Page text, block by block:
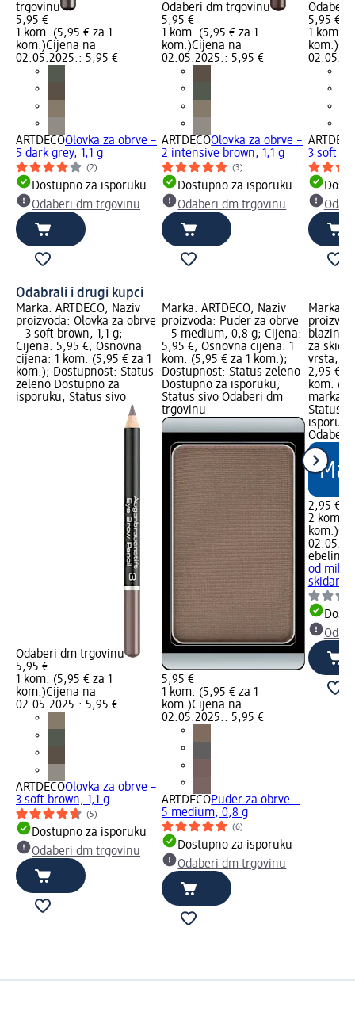
trgovinu
5,95 €
1 kom. (5,95 € za 1
kom.)Cijena na
02.05.2025.: 5,95 €
ARTDECOOlovka za obrve –
5 dark grey, 1,1 g
(2)
Dostupno za isporuku
Odaberi dm trgovinu
Odaberi dm trgovinu
5,95 €
1 kom. (5,95 € za 1
kom.)Cijena na
02.05.2025.: 5,95 €
ARTDECOOlovka za obrve –
2 intensive brown, 1,1 g
(3)
Dostupno za isporuku
Odaberi dm trgovinu
Odaberi
5,95 €
1 kom.
kom.)
3 soft
Odabrali i drugi kupci
Marka: ARTDECO; Naziv
proizvoda: Olovka za obrve
– 3 soft brown, 1,1 g;
Cijena: 5,95 €; Osnovna
cijena: 1 kom. (5,95 € za 1
kom.); Dostupnost: Status
zeleno Dostupno za
isporuku, Status sivo
Odaberi dm trgovinu
5,95 €
1 kom. (5,95 € za 1
kom.)Cijena na
02.05.2025.: 5,95 €
ARTDECOOlovka za obrve –
3 soft brown, 1,1 g
(5)
Dostupno za isporuku
Odaberi dm trgovinu
Marka: ARTDECO; Naziv
proizvoda: Puder za obrve
– 5 medium, 0,8 g; Cijena:
5,95 €; Osnovna cijena: 1
kom. (5,95 € za 1 kom.);
Dostupnost: Status zeleno
Dostupno za isporuku,
Status sivo Odaberi dm
trgovinu
5,95 €
1 kom. (5,95 € za 1
kom.)Cijena na
02.05.2025.: 5,95 €
ARTDECOPuder za obrve –
5 medium, 0,8 g
(6)
Dostupno za isporuku
Odaberi dm trgovinu
Marka:
za
vrsta, 2
2,95 €;
kom.
marka
Status
Odaberi
2,95 €
2 kom.
kom.)
ebelin
od